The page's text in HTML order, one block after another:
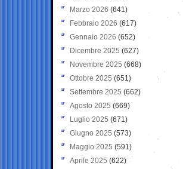
Marzo 2026 (641)
Febbraio 2026 (617)
Gennaio 2026 (652)
Dicembre 2025 (627)
Novembre 2025 (668)
Ottobre 2025 (651)
Settembre 2025 (662)
Agosto 2025 (669)
Luglio 2025 (671)
Giugno 2025 (573)
Maggio 2025 (591)
Aprile 2025 (622)